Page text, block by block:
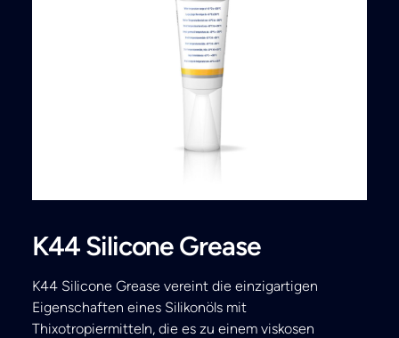
K44 Silicone Grease
K44 Silicone Grease vereint die einzigartigen
Eigenschaften eines Silikonöls mit
Thixotropiermitteln, die es zu einem viskosen